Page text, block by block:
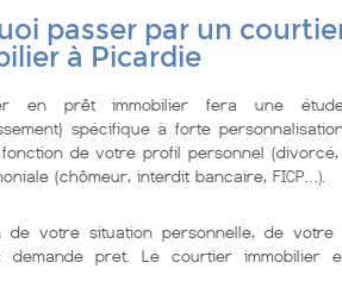
passer par un
à Picardie
en prêt immobilier fera une
spécifique à forte
de votre profil personnel
(chômeur, interdit bancaire, FICP…).
de votre situation personnelle, de votre
demande pret. Le courtier immobilier